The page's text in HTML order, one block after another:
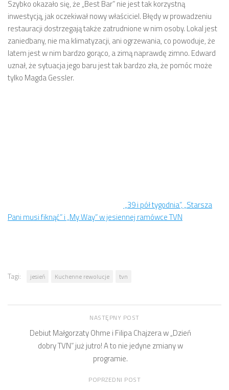
Szybko okazało się, że „Best Bar” nie jest tak korzystną
inwestycją, jak oczekiwał nowy właściciel. Błędy w prowadzeniu
restauracji dostrzegają także zatrudnione w nim osoby. Lokal jest
zaniedbany, nie ma klimatyzacji, ani ogrzewania, co powoduje, że
latem jest w nim bardzo gorąco, a zimą naprawdę zimno. Edward
uznał, że sytuacja jego baru jest tak bardzo zła, że pomóc może
tylko Magda Gessler.
„39 i pół tygodnia”, „Starsza
Pani musi fiknąć” i „My Way” w jesiennej ramówce TVN
Tagi: jesień Kuchenne rewolucje tvn
NASTĘPNY POST
Debiut Małgorzaty Ohme i Filipa Chajzera w „Dzień
dobry TVN” już jutro! A to nie jedyne zmiany w
programie.
POPRZEDNI POST